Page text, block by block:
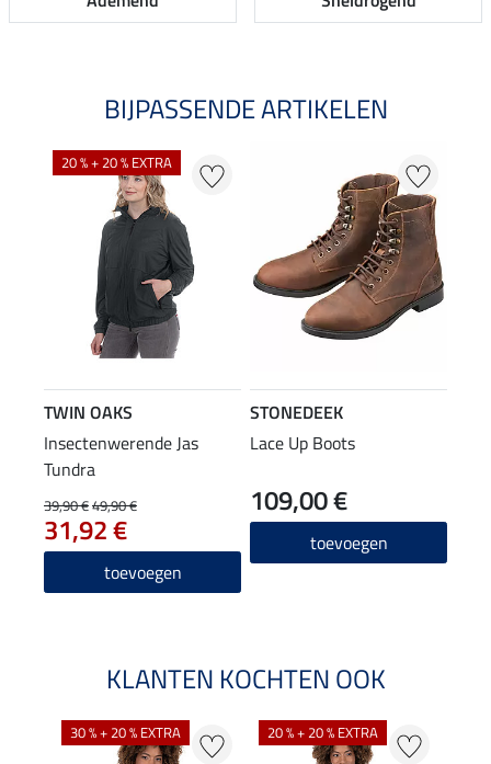
BIJPASSENDE ARTIKELEN
20 % + 20 % EXTRA
TWIN OAKS
Insectenwerende Jas
Tundra
39,90 €49,90 €
31,92 €
toevoegen
STONEDEEK
Lace Up Boots
109,00 €
toevoegen
KLANTEN KOCHTEN OOK
30 % + 20 % EXTRA 20 % + 20 % EXTRA